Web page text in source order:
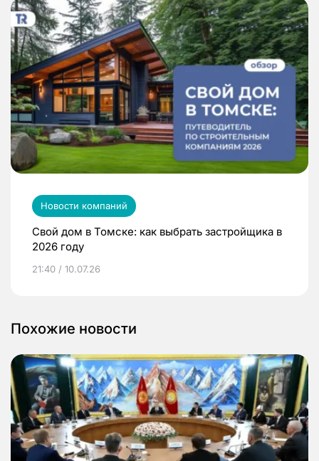
Новости компаний
Свой дом в Томске: как выбрать застройщика в
2026 году
21:40 / 10.07.26
Похожие новости